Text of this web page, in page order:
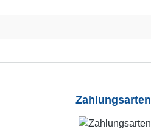
Zahlungsarten